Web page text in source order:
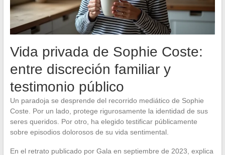
Vida privada de Sophie Coste:
entre discreción familiar y
testimonio público
Un paradoja se desprende del recorrido mediático de Sophie
Coste. Por un lado, protege rigurosamente la identidad de sus
seres queridos. Por otro, ha elegido testificar públicamente
sobre episodios dolorosos de su vida sentimental.
En el retrato publicado por Gala en septiembre de 2023, explica